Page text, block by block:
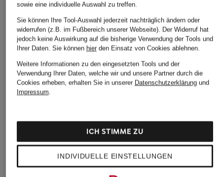
Bestpreis:99,95 €
OPUS PANTS
Jeansshorts MARI
51,99 €
Bestpreis:79,99 €
mavi
AKIRA
47,99 €
sowie eine individuelle Auswahl zu treffen.
Sie können Ihre Tool-Auswahl jederzeit nachträglich ändern oder
widerrufen (z.B. im Fußbereich unserer Webseite). Der Widerruf hat
jedoch keine Auswirkung auf die bisherige Verwendung der Tools und
Ihrer Daten. Sie können hierden Einsatz von Cookies ablehnen.
Weitere Informationen zu den eingesetzten Tools und der
Verwendung Ihrer Daten, welche wir und unsere Partner durch die
Cookies erheben, erhalten Sie in unserer Datenschutzerklärungund
Impressum.
INDIVIDUELLE EINSTELLUNGEN
ICH STIMME ZU